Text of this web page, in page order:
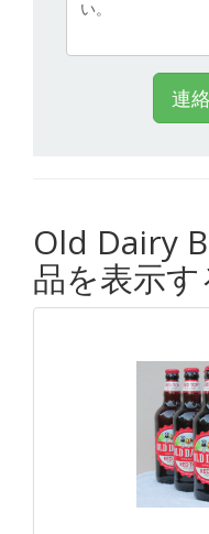
連
Old Dairy
品を表示す